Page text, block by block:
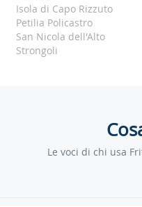
Isola di Capo Rizzuto
Petilia Policastro
San Nicola dell'Alto
Strongoli
Le voci di chi usa